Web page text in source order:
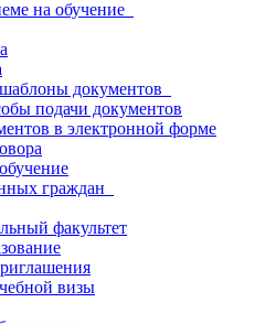
на обучение
документов
подачи документов
в электронной форме
граждан
факультет
визы